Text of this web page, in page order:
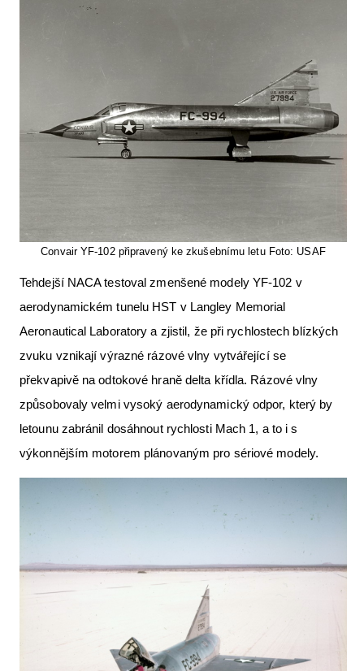
Convair YF-102 připravený ke zkušebnímu letu Foto: USAF
Tehdejší NACA testoval zmenšené modely YF-102 v
aerodynamickém tunelu HST v Langley Memorial
Aeronautical Laboratory a zjistil, že při rychlostech blízkých
zvuku vznikají výrazné rázové vlny vytvářející se
překvapivě na odtokové hraně delta křídla. Rázové vlny
způsobovaly velmi vysoký aerodynamický odpor, který by
letounu zabránil dosáhnout rychlosti Mach 1, a to i s
výkonnějším motorem plánovaným pro sériové modely.